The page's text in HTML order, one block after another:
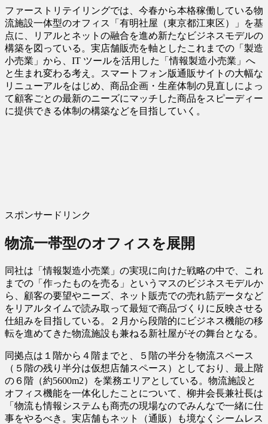
ファーストリテイリングでは、今春から本格稼働している物
流施設一体型のオフィス「有明社屋（東京都江東区）」を基
点に、リアルとネットの融合を進め新たなビジネスモデルの
構築を図っている。実店舗販売を軸としたこれまでの「製造
小売業」から、IT ツールを活用した「情報製造小売業」へ
と生まれ変わる考え。スマートフォン版通販サイトの大幅な
リニューアルをはじめ、商品企画・生産体制の見直しによっ
て顧客ごとの最新のニーズにマッチした商品をスピーディー
に提供できる体制の構築などを目指していく。
スポンサードリンク
物流一帯型のオフィスを展開
同社は「情報製造小売業」の実現に向けた戦略の中で、これ
までの「作ったものを売る」というマスのビジネスモデルか
ら、顧客の要望やニーズ、ネット販売での売れ筋データなど
をリアルタイムで読み取って最短で商品づくりに反映させる
仕組みを目指している。２月から段階的にビジネス機能の移
転を進めてきた物流施設も兼ねる新社屋がその舞台となる。
同拠点は１階から４階までと、５階の半分を物流スペース
（５階の残り半分は仮想店舗スペース）としており、最上階
の６階（約5600m2）を業務エリアとしている。物流施設と
オフィス機能を一体化したことについて、柳井会長兼社長は
「物流も情報システムも商売の現場なのでみんなで一緒に仕
事をやるべき。実店舗もネット（通販）も境なくシームレス